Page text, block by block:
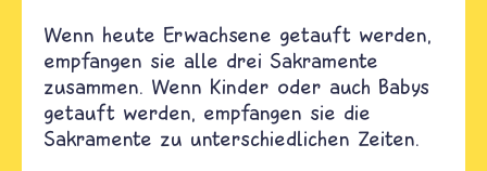
Wenn heute Erwachsene getauft werden,
empfangen sie alle drei Sakramente
zusammen. Wenn Kinder oder auch Babys
getauft werden, empfangen sie die
Sakramente zu unterschiedlichen Zeiten.